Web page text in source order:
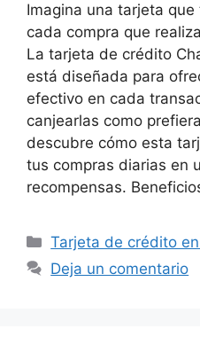
Imagina una tarjeta
cada compra que
La tarjeta de crédito
está diseñada para
efectivo en cada
canjearlas como
descubre cómo esta
tus compras diarias en
recompensas.
Categorías
Tarjeta de crédito en
Deja un comentario